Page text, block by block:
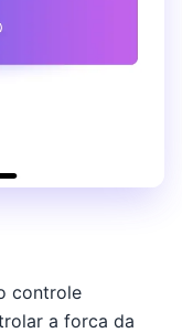
controle
a forca da